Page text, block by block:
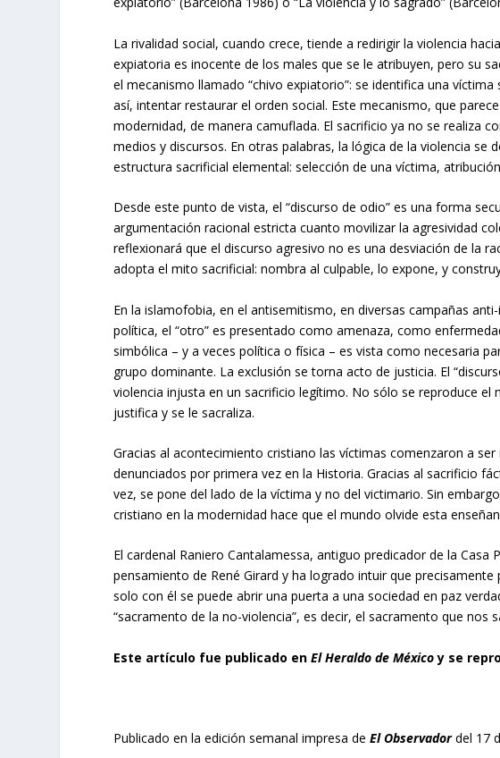
La rivalidad social, cuando crece, tiende a redirigir la violencia
expiatoria es inocente de los males que se le atribuyen, pero su
el mecanismo llamado “chivo expiatorio”: se identifica una
así, intentar restaurar el orden social. Este mecanismo, que
modernidad, de manera camuflada. El sacrificio ya no se realiza
medios y discursos. En otras palabras, la lógica de la violencia se
estructura sacrificial elemental: selección de una víctima,
Desde este punto de vista, el “discurso de odio” es una forma
argumentación racional estricta cuanto movilizar la agresividad
reflexionará que el discurso agresivo no es una desviación de la
adopta el mito sacrificial: nombra al culpable, lo expone, y
En la islamofobia, en el antisemitismo, en diversas campañas
política, el “otro” es presentado como amenaza, como
simbólica – y a veces política o física – es vista como necesaria
grupo dominante. La exclusión se torna acto de justicia. El
violencia injusta en un sacrificio legítimo. No sólo se reproduce el
justifica y se le sacraliza.
Gracias al acontecimiento cristiano las víctimas comenzaron a
denunciados por primera vez en la Historia. Gracias al sacrificio
vez, se pone del lado de la víctima y no del victimario. Sin
cristiano en la modernidad hace que el mundo olvide esta
El cardenal Raniero Cantalamessa, antiguo predicador de la
pensamiento de René Girard y ha logrado intuir que
solo con él se puede abrir una puerta a una sociedad en paz
“sacramento de la no-violencia”, es decir, el sacramento que nos
Este artículo fue publicado enEl Heraldo de Méxicoy se
Publicado en la edición semanal impresa deEl Observadordel 17